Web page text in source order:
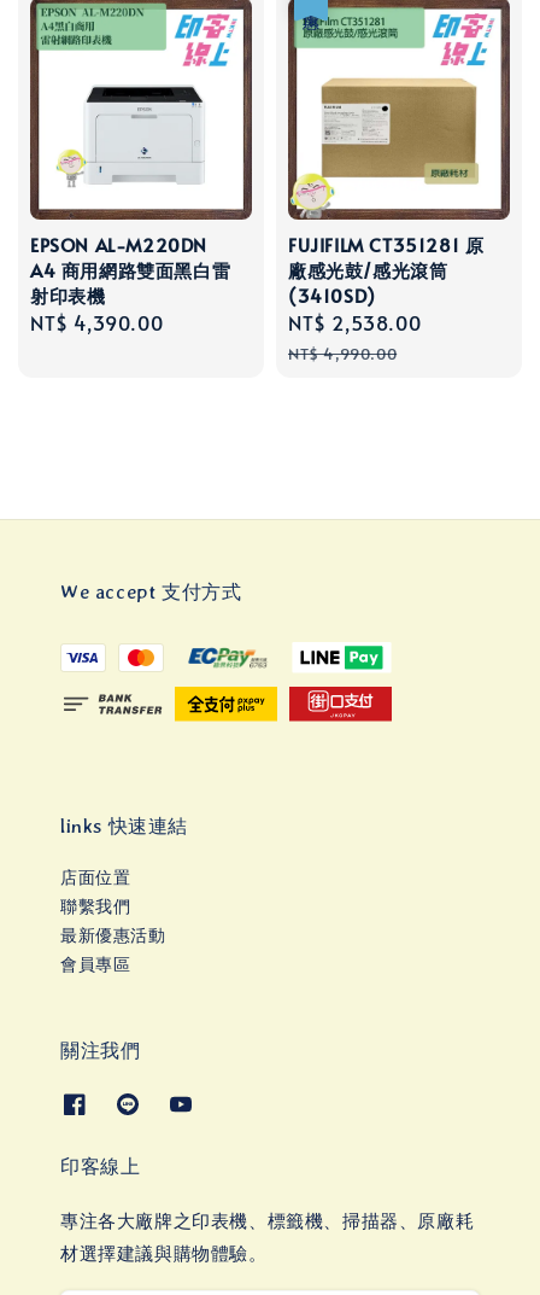
EPSON AL-M220DN
A4 商用網路雙面黑白雷
射印表機
Regular
NT$ 4,390.00
FUJIFILM CT351281 原
廠感光鼓/感光滾筒
(3410SD)
Sale
price
NT$ 2,538.00
NT$ 4,990.00
We accept 支付方式
links 快速連結
店面位置
聯繫我們
最新優惠活動
會員專區
關注我們
印客線上
專注各大廠牌之印表機、標籤機、掃描器、原廠耗
材選擇建議與購物體驗。